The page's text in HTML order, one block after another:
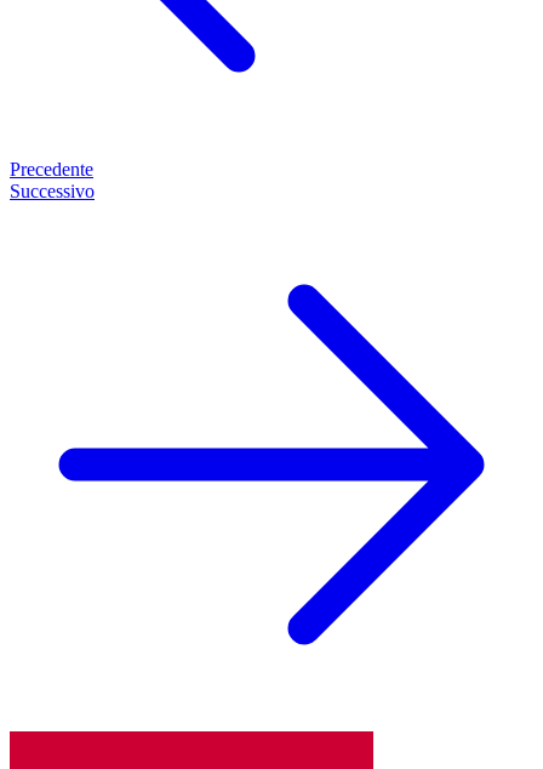
Precedente
Successivo